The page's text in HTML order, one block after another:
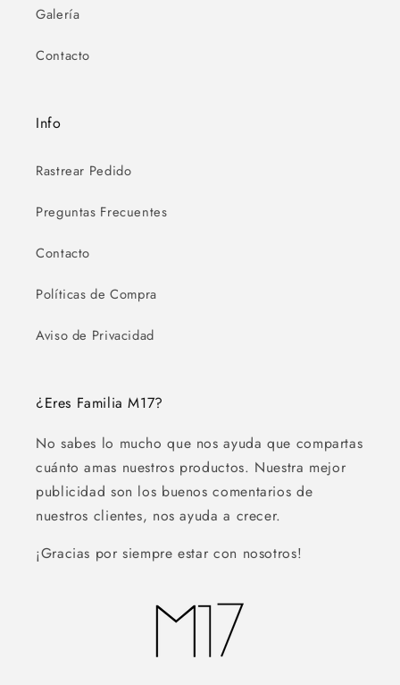
Galería
Contacto
Info
Rastrear Pedido
Preguntas Frecuentes
Contacto
Políticas de Compra
Aviso de Privacidad
¿Eres Familia M17?
No sabes lo mucho que nos ayuda que compartas
cuánto amas nuestros productos. Nuestra mejor
publicidad son los buenos comentarios de
nuestros clientes, nos ayuda a crecer.
¡Gracias por siempre estar con nosotros!